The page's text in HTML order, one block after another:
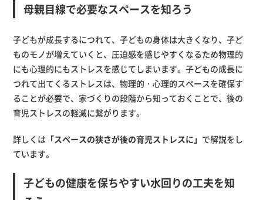
母親目線で必要なスペースを知ろう
子どもが成長するにつれて、子どもの身体は大きくなり、子ど
ものモノが増えていくと、圧迫感を感じやすくなるため物理的
にも心理的にもストレスを感じてしまいます。子どもの成長に
つれて出てくるストレスは、物理的・心理的スペースを確保す
ることが必要で、家づくりの段階から知っておくことで、後の
育児ストレスの軽減に繋がります。
詳しくは 「スペースの狭さが後の育児ストレスに」 で解説をし
ています。
子どもの健康を保ちやすい水回りの工夫を知